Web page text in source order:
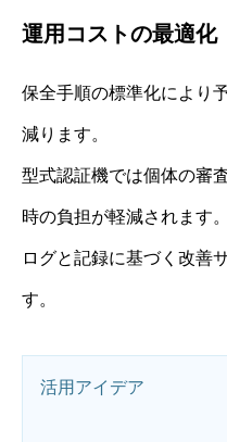
運用コストの最適化
保全手順の標準化により
減ります。
型式認証機では個体の審
時の負担が軽減されます。
ログと記録に基づく改善
す。
活用アイデア